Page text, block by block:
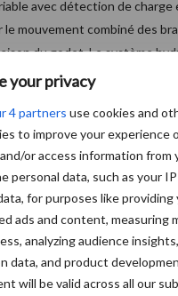
your privacy
4 partners use cookies and
to improve your experience
or access information from
personal data, such as your
for purposes like providing
ads and content, measuring
analyzing audience
data, and product
will be valid across all our
avec détection de
mouvement combiné des
du godet. Le système
maximal de 125 litres/min
pour une gamme
peut également régler le débit
de la connectivité
des outils de suivi et de
clients de surveiller à
Case SiteConnect